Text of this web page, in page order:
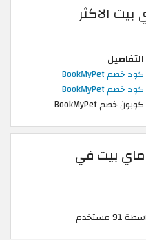
الاكثر
التفاصيل
كود خصم BookMyPet
كود خصم BookMyPet
كوبون خصم BookMyPet
ماي بيت في